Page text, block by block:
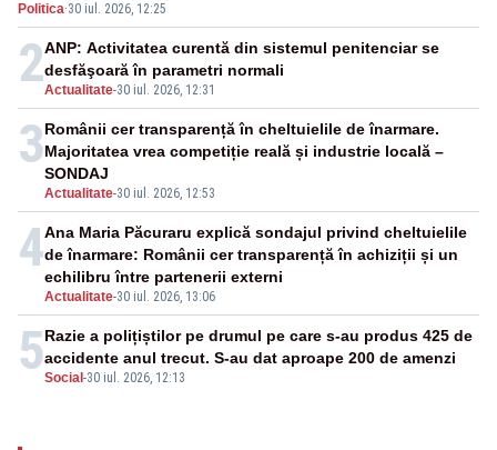
Politica·30 iul. 2026, 12:25
2Actualitate-30 iul. 2026, 12:31
ANP: Activitatea curentă din sistemul penitenciar se
desfăşoară în parametri normali
3
Actualitate-30 iul. 2026, 12:53
Românii cer transparență în cheltuielile de înarmare.
Majoritatea vrea competiție reală și industrie locală –
SONDAJ
4
Actualitate-30 iul. 2026, 13:06
Ana Maria Păcuraru explică sondajul privind cheltuielile
de înarmare: Românii cer transparență în achiziții și un
echilibru între partenerii externi
5Social -30 iul. 2026, 12:13
Razie a polițiștilor pe drumul pe care s-au produs 425 de
accidente anul trecut. S-au dat aproape 200 de amenzi